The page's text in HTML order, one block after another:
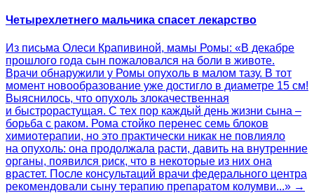
Четырехлетнего мальчика спасет лекарство
Из письма Олеси Крапивиной, мамы Ромы: «В декабре
прошлого года сын пожаловался на боли в животе.
Врачи обнаружили у Ромы опухоль в малом тазу. В тот
момент новообразование уже достигло в диаметре 15 см!
Выяснилось, что опухоль злокачественная
и быстрорастущая. С тех пор каждый день жизни сына –
борьба с раком. Рома стойко перенес семь блоков
химиотерапии, но это практически никак не повлияло
на опухоль: она продолжала расти, давить на внутренние
органы, появился риск, что в некоторые из них она
врастет. После консультаций врачи федерального центра
рекомендовали сыну терапию препаратом колумви...» →